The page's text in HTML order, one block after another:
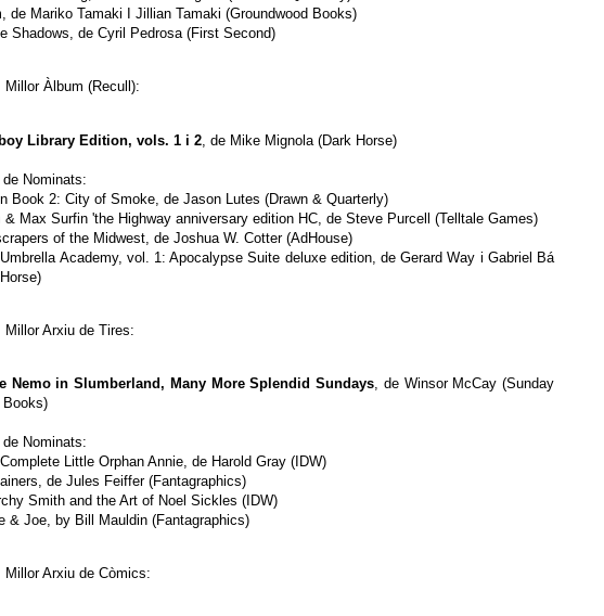
de Mariko Tamaki I Jillian Tamaki (Groundwood Books)
Shadows, de Cyril Pedrosa (First Second)
Millor Àlbum (Recull):
Library Edition, vols. 1 i 2 , de Mike Mignola (Dark Horse)
de Nominats:
Book 2: City of Smoke, de Jason Lutes (Drawn & Quarterly)
& Max Surfin 'the Highway anniversary edition HC, de Steve Purcell (Telltale Games)
of the Midwest, de Joshua W. Cotter (AdHouse)
Academy, vol. 1: Apocalypse Suite deluxe edition, de Gerard Way i Gabriel Bá
Millor Arxiu de Tires:
Nemo in Slumberland, Many More Splendid Sundays , de Winsor McCay (Sunday
Books)
de Nominats:
Little Orphan Annie, de Harold Gray (IDW)
de Jules Feiffer (Fantagraphics)
Smith and the Art of Noel Sickles (IDW)
& Joe, by Bill Mauldin (Fantagraphics)
Millor Arxiu de Còmics: